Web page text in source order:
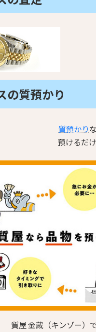
の質預かり
質預かり
預けるだ
質屋 金蔵（キンゾー）